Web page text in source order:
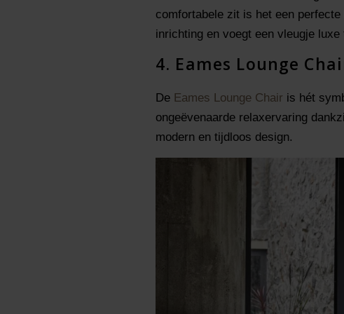
comfortabele zit is het een
inrichting en voegt een vleugje luxe
4. Eames Lounge
De Eames Lounge Chair is hét
ongeëvenaarde relaxervaring
modern en tijdloos design.